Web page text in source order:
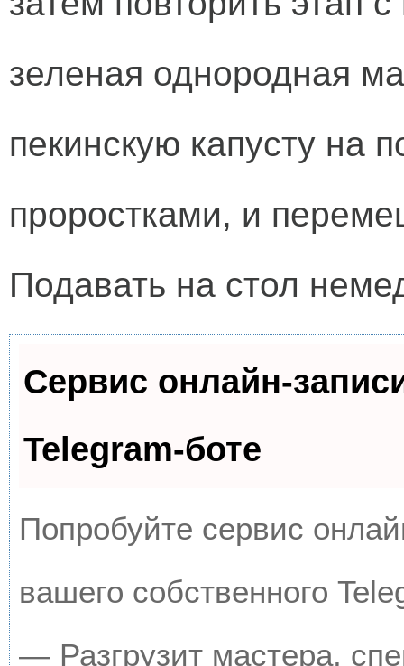
зеленая однородная
пекинскую капусту на
проростками, и
Подавать на стол
Сервис онлайн-
Telegram-боте
Попробуйте сервис
вашего собственного
— Разгрузит мастера,